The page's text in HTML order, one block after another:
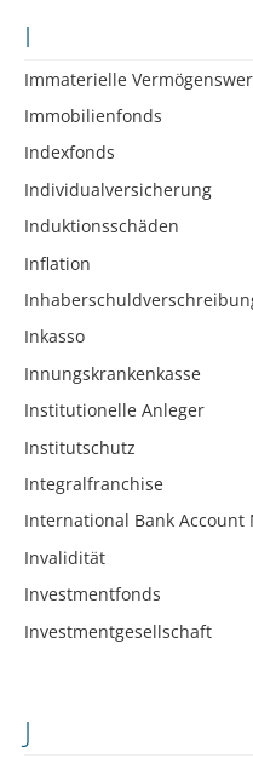
I
Immaterielle
Immobilienfonds
Indexfonds
Individualversicherung
Induktionsschäden
Inflation
Inkasso
Innungskrankenkasse
Institutionelle Anleger
Institutschutz
Integralfranchise
International Bank Account
Invalidität
Investmentfonds
Investmentgesellschaft
J